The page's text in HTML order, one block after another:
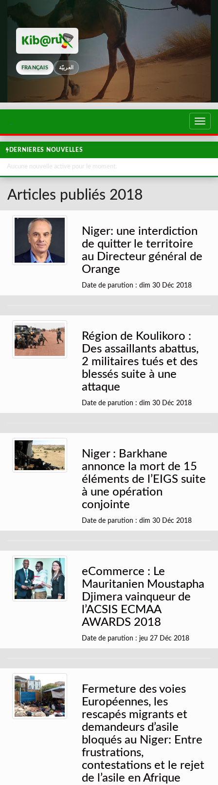
FRANÇAIS العربيّة
DERNIERES NOUVELLES
Aucune nouvelle active pour le moment.
Articles publiés 2018
Niger: une interdiction
de quitter le territoire
au Directeur général de
Orange
Date de parution : dim 30 Déc 2018
Région de Koulikoro :
Des assaillants abattus,
2 militaires tués et des
blessés suite à une
attaque
Date de parution : dim 30 Déc 2018
Niger : Barkhane
annonce la mort de 15
éléments de l’EIGS suite
à une opération
conjointe
Date de parution : dim 30 Déc 2018
eCommerce : Le
Mauritanien Moustapha
Djimera vainqueur de
l’ACSIS ECMAA
AWARDS 2018
Date de parution : jeu 27 Déc 2018
Fermeture des voies
Européennes, les
rescapés migrants et
demandeurs d’asile
bloqués au Niger: Entre
frustrations,
contestations et le rejet
de l’asile en Afrique